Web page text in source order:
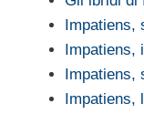
Impatiens,
Impatiens,
Impatiens,